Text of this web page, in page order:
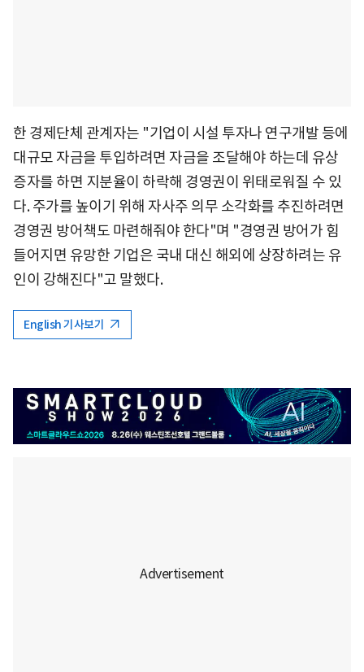
한 경제단체 관계자는 "기업이 시설 투자나 연구개발 등에
대규모 자금을 투입하려면 자금을 조달해야 하는데 유상
증자를 하면 지분율이 하락해 경영권이 위태로워질 수 있
다. 주가를 높이기 위해 자사주 의무 소각화를 추진하려면
경영권 방어책도 마련해줘야 한다"며 "경영권 방어가 힘
들어지면 유망한 기업은 국내 대신 해외에 상장하려는 유
인이 강해진다"고 말했다.
English 기사보기